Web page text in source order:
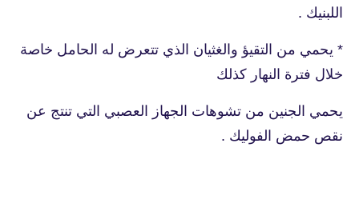
اللبنيك .
* يحمي من التقيؤ والغثيان الذي تتعرض له الحامل خاصة
خلال فترة النهار كذلك
يحمي الجنين من تشوهات الجهاز العصبي التي تنتج عن
نقص حمض الفوليك .